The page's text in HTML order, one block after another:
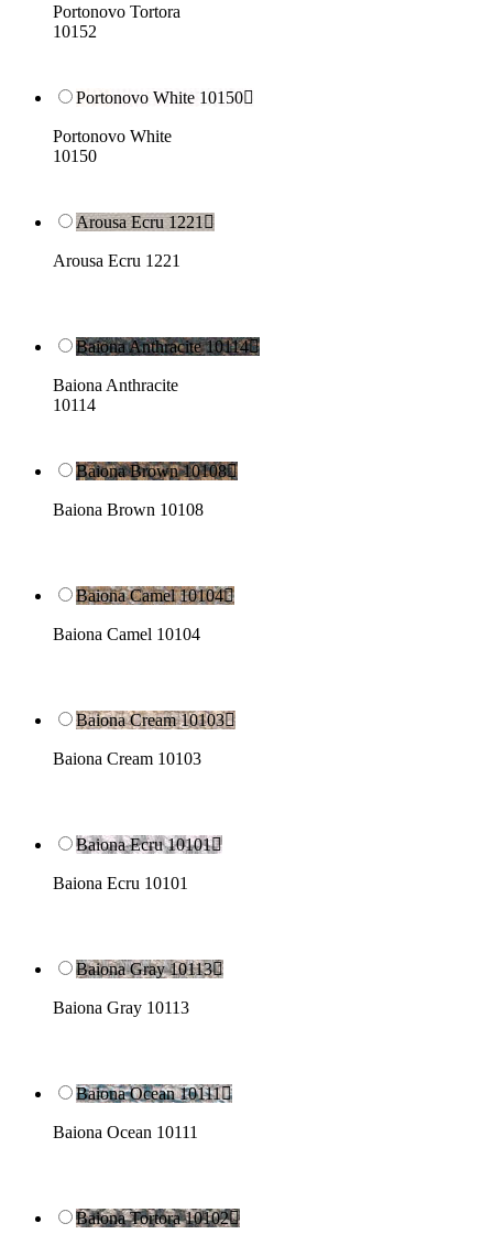
Portonovo Tortora
10152
Portonovo White 10150
Portonovo White
10150
Arousa Ecru 1221
Arousa Ecru 1221
Baiona Anthracite 10114
Baiona Anthracite
10114
Baiona Brown 10108
Baiona Brown 10108
Baiona Camel 10104
Baiona Camel 10104
Baiona Cream 10103
Baiona Cream 10103
Baiona Ecru 10101
Baiona Ecru 10101
Baiona Gray 10113
Baiona Gray 10113
Baiona Ocean 10111
Baiona Ocean 10111
Baiona Tortora 10102